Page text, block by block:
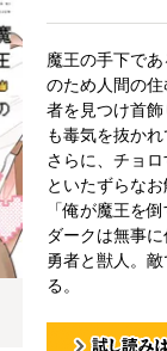
魔王の手下で
のため人間の
者を見つけ首
も毒気を抜かれ
さらに、チョ
といたずらな
「俺が魔王を
ダークは無事
勇者と獣人。
る。